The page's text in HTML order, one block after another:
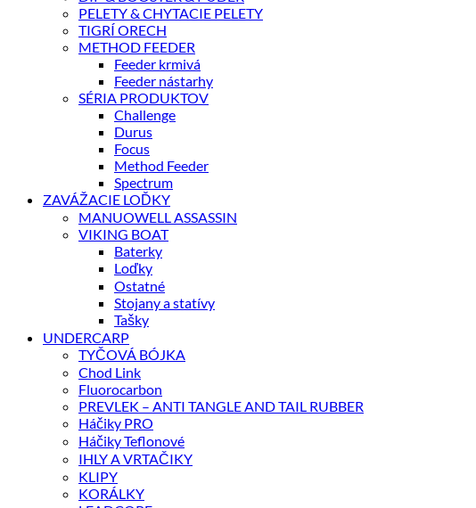
PELETY & CHYTACIE PELETY
TIGRÍ ORECH
METHOD FEEDER
Feeder krmivá
Feeder nástarhy
SÉRIA PRODUKTOV
Challenge
Durus
Focus
Method Feeder
Spectrum
ZAVÁŽACIE LOĎKY
MANUOWELL ASSASSIN
VIKING BOAT
Baterky
Loďky
Ostatné
Stojany a statívy
Tašky
UNDERCARP
TYČOVÁ BÓJKA
Chod Link
Fluorocarbon
PREVLEK – ANTI TANGLE AND TAIL RUBBER
Háčiky PRO
Háčiky Teflonové
IHLY A VRTAČIKY
KLIPY
KORÁLKY